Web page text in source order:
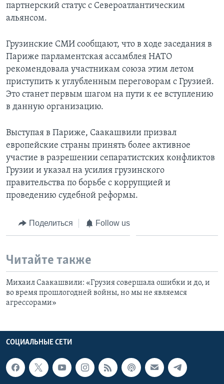
партнерский статус с Североатлантическим
альянсом.
Грузинские СМИ сообщают, что в ходе заседания в
Париже парламентская ассамблея НАТО
рекомендовала участникам союза этим летом
приступить к углубленным переговорам с Грузией.
Это станет первым шагом на пути к ее вступлению
в данную организацию.
Выступая в Париже, Саакашвили призвал
европейские страны принять более активное
участие в разрешении сепаратистских конфликтов
Грузии и указал на усилия грузинского
правительства по борьбе с коррупцией и
проведению судебной реформы.
Поделиться Follow us
Читайте также
Михаил Саакашвили: «Грузия совершала ошибки и до, и
во время прошлогодней войны, но мы не являемся
агрессорами»
СОЦИАЛЬНЫЕ СЕТИ